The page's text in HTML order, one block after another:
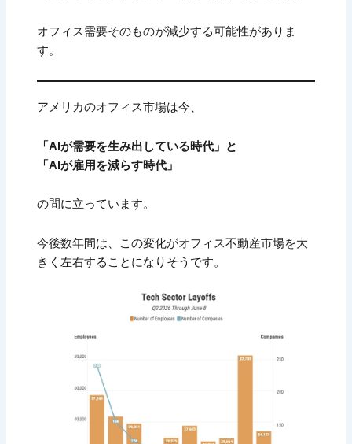
オフィス需要そのものが減少する可能性がありま
す。
アメリカのオフィス市場は今、
「AIが需要を生み出している時代」と
「AIが雇用を減らす時代」
の間に立っています。
今後数年間は、この変化がオフィス不動産市場を大
きく左右することになりそうです。